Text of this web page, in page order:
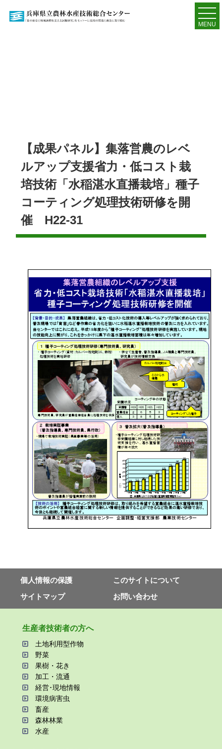
MENU
【成果パネル】集落営農のレベ
ルアップ支援省力・低コスト栽
培技術「水稲湛水直播栽培」種子
コーティング処理技術研修を開
催 H22-31
個⼈情報の保護
このサイトについて
サイトマップ
お問い合わせ
⽣産者技術者の⽅へ
⼟地利⽤型作物
野菜
果樹・花き
加⼯・流通
経営･現地情報
環境病害⾍
畜産
森林林業
⽔産